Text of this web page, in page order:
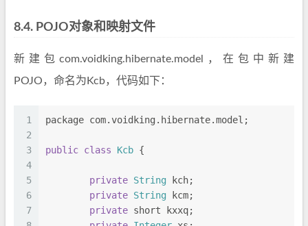
8.4. POJO对象和映射文件
新建包com.voidking.hibernate.model，在包中新建
POJO，命名为Kcb，代码如下：
1
2
3
4
5
6
7
package com.voidking . hibernate.model ;
public class Kcb {
private String kch;
private String kcm;
private short kxxq;